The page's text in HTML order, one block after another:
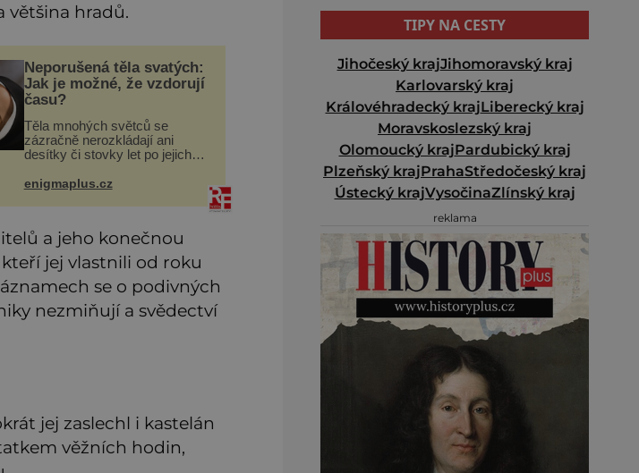
většina hradů.
Neporušená těla svatých:
Jak je možné, že vzdorují
času?
Těla mnohých světců se
zázračně nerozkládají ani
desítky či stovky let po jejich
nebylo provedeno balzamování
Neporušené ostatky bývají
enigmaplus.cz
a jeho konečnou
kteří jej vlastnili od roku
se o podivných
nezmiňují a svědectví
jej zaslechl i kastelán
věžních hodin,
TIPY NA CESTY
Jihočeský krajJihomoravský kraj
Karlovarský kraj
Královéhradecký krajLiberecký kraj
Moravskoslezský kraj
Olomoucký krajPardubický kraj
Plzeňský krajPrahaStředočeský kraj
Ústecký krajVysočinaZlínský kraj
reklama